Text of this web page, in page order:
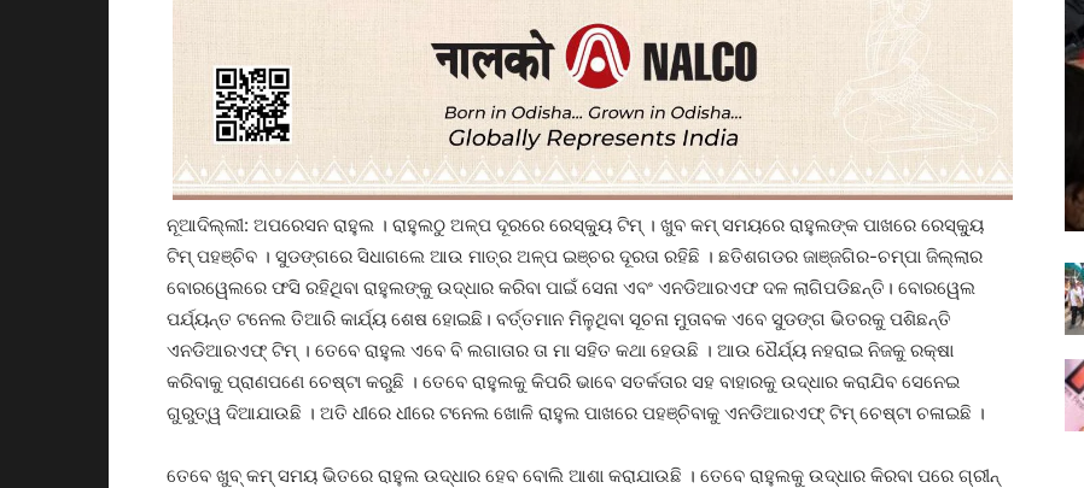
ନୂଆଦିଲ୍ଲୀ: ଅପରେସନ ରାହୁଲ । ରାହୁଲଠୁ ଅଳ୍ପ ଦୂରରେ ରେସ୍କ୍ୟୁ ଟିମ୍ । ଖୁବ କମ୍ ସମୟରେ ରାହୁଲଙ୍କ ପାଖରେ ରେସ୍କ୍ୟୁ
ଟିମ୍ ପହଞ୍ଚିବ । ସୁଡଙ୍ଗରେ ସିଧାଗଲେ ଆଉ ମାତ୍ର ଅଳ୍ପ ଇଞ୍ଚର ଦୂରତା ରହିଛି । ଛତିଶଗଡର ଜାଞ୍ଜଗିର-ଚମ୍ପା ଜିଲ୍ଲାର
ବୋରୱେଲରେ ଫସି ରହିଥିବା ରାହୁଲଙ୍କୁ ଉଦ୍ଧାର କରିବା ପାଇଁ ସେନା ଏବଂ ଏନଡିଆରଏଫ ଦଳ ଲାଗିପଡିଛନ୍ତି। ବୋରୱେଲ
ପର୍ଯ୍ୟନ୍ତ ଟନେଲ ତିଆରି କାର୍ଯ୍ୟ ଶେଷ ହୋଇଛି। ବର୍ତ୍ତମାନ ମିଳୁଥିବା ସୂଚନା ମୁତାବକ ଏବେ ସୁଡଙ୍ଗ ଭିତରକୁ ପଶିଛନ୍ତି
ଏନଡିଆରଏଫ୍ ଟିମ୍ । ତେବେ ରାହୁଲ ଏବେ ବି ଲଗାତାର ତା ମା ସହିତ କଥା ହେଉଛି । ଆଉ ଧୈର୍ଯ୍ୟ ନହରାଇ ନିଜକୁ ରକ୍ଷା
କରିବାକୁ ପ୍ରାଣପଣେ ଚେଷ୍ଟା କରୁଛି । ତେବେ ରାହୁଲକୁ କିପରି ଭାବେ ସତର୍କତାର ସହ ବାହାରକୁ ଉଦ୍ଧାର କରାଯିବ ସେନେଇ
ଗୁରୁତ୍ୱ ଦିଆଯାଉଛି । ଅତି ଧୀରେ ଧୀରେ ଟନେଲ ଖୋଳି ରାହୁଲ ପାଖରେ ପହଞ୍ଚିବାକୁ ଏନଡିଆରଏଫ୍ ଟିମ୍ ଚେଷ୍ଟା ଚଳାଇଛି ।
ତେବେ ଖୁବ୍ କମ୍ ସମୟ ଭିତରେ ରାହୁଲ ଉଦ୍ଧାର ହେବ ବୋଲି ଆଶା କରାଯାଉଛି । ତେବେ ରାହୁଲକୁ ଉଦ୍ଧାର କିରବା ପରେ ଗ୍ରୀନ୍